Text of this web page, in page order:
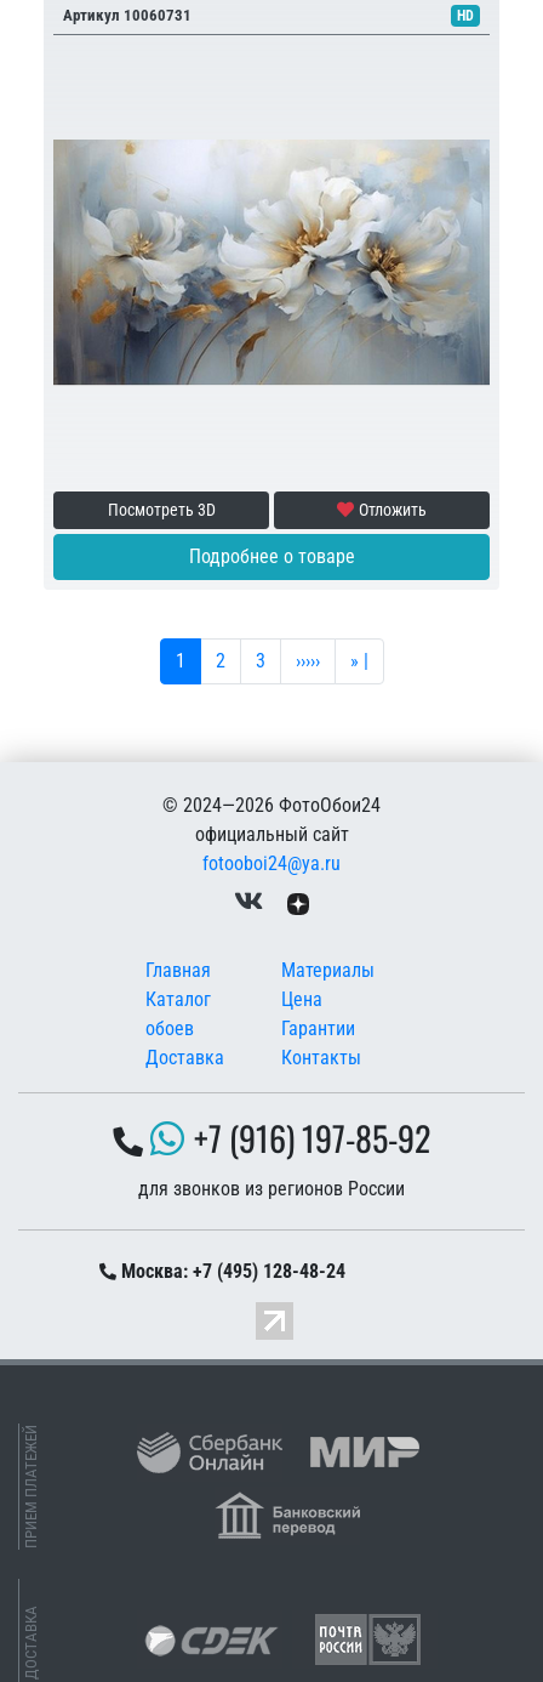
Артикул 10060731 HD
Посмотреть 3D Отложить
Подробнее о товаре
Текущая страница
1 Страница
2 Страница
3 Следующая страница
››››› Последняя страница
» |
© 2024—2026 ФотоОбои24
официальный сайт
fotooboi24@ya.ru
Меню в подвале
Главная
Каталог
обоев
Доставка
Материалы
Цена
Гарантии
Контакты
+7 (916) 197-85-92
для звонков из регионов России
Москва: +7 (495) 128-48-24
ПРИЕМ ПЛАТЕЖЕЙ
ДОСТАВКА